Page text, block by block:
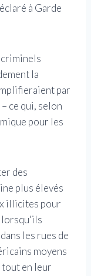
à Garde
la
par
ce qui, selon
pour les
des
plus élevés
illicites pour
lorsqu'ils
les rues de
moyens
en leur